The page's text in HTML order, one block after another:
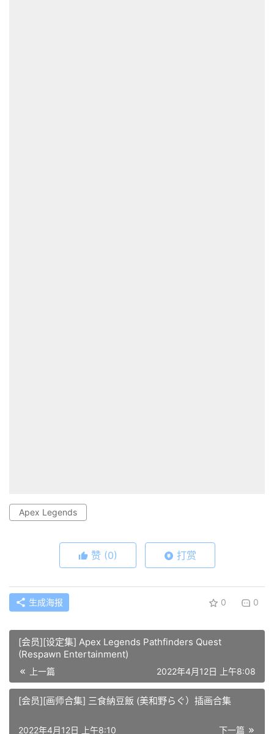
Apex Legends
赞 (0) 打赏
生成海报 0 0
[会员][设定集] Apex Legends Pathfinders Quest
(Respawn Entertainment)
上一篇 2022年4月12日 上午8:08
[会员][画师合集] 三食納豆飯 (美和野らぐ）插画合集
下一篇
2022年4月12日 上午8:10